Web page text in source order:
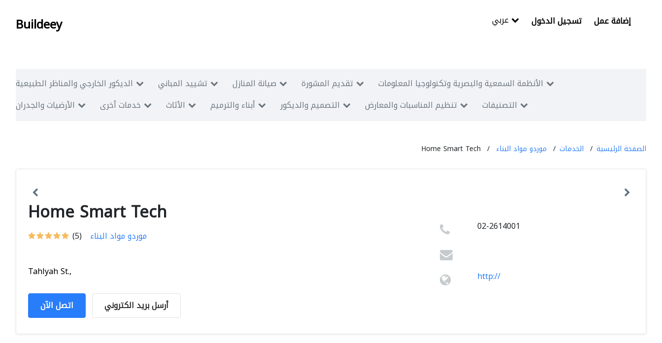
Buildeey تسجيل الدخول إضافة عمل
الديكور الخارجي والمناظر الطبيعية تشييد المباني صيانة المنازل تقديم المشورة
الأنظمة السمعية والبصرية وتكنولوجيا المعلومات
الأرضيات والجدران
خدمات أخرى الأثاث أبناء والترميم التصميم والديكور تنظيم المناسبات والمعارض التصنيفات
الصفحة الرئيسية الخدمات موردو مواد البناء Home Smart Tech
Home Smart Tech
(5) موردو مواد البناء
Tahlyah St.,
اتصل الآن أرسل بريد الكتروني
02-2614001
http://